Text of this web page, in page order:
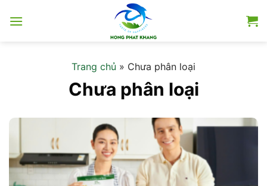
Trang chủ » Chưa phân loại
Chưa phân loại